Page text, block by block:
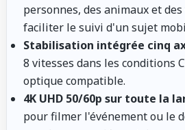
personnes, des animaux et
faciliter le suivi d'un sujet
Stabilisation intégrée cinq
8 vitesses dans les conditions
optique compatible.
4K UHD 50/60p sur toute la
pour filmer l'événement ou le